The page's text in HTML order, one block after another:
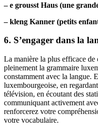
– e grousst Haus (une
– kleng Kanner (petits
6. S’engager dans la
La manière la plus efficace de
pleinement la grammaire
constamment avec la langue.
luxembourgeoise, en
télévision, en écoutant des
communiquant activement
renforcerez votre
votre vocabulaire.